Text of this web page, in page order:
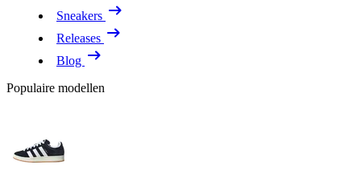
Sneakers
Releases
Blog
Populaire modellen